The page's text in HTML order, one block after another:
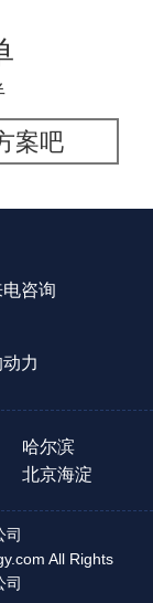
案吧
咨询
力
哈尔滨
北京海淀
司
All Rights
司